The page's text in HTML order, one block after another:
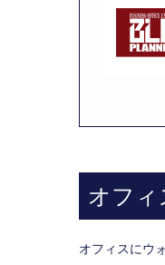
オフ
オフィスにウ